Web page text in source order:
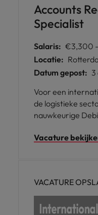
Accounts
Specialist
Salaris: €3,300
Locatie:
Datum gepost: 3
Voor een
de logistieke
nauwkeurige
van de
Rotterdam en
dynamische
Vacature
VACATURE